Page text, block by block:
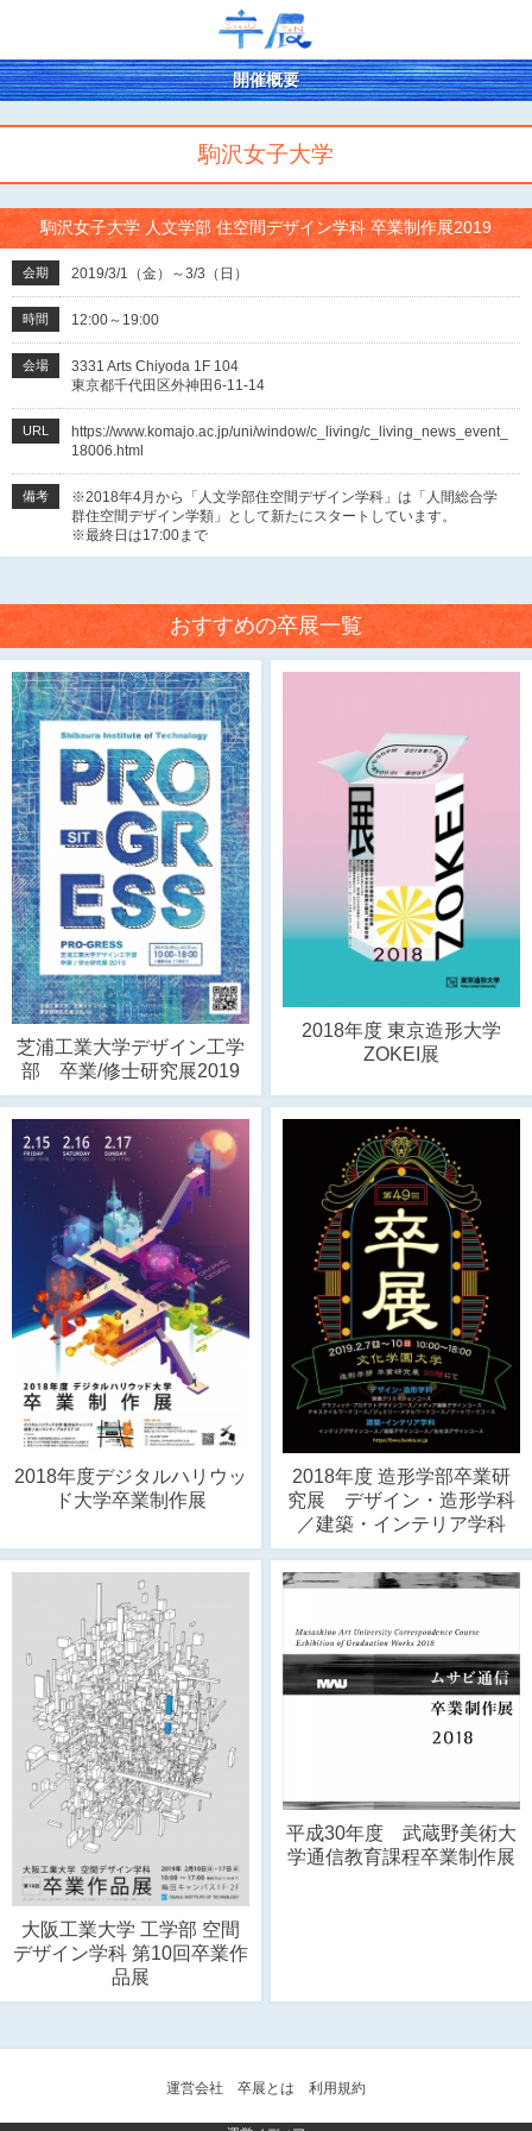
開催概要
駒沢女子大学
駒沢女子大学 人文学部 住空間デザイン学科 卒業制作展2019
会期 2019/3/1（金）～3/3（日）
時間 12:00～19:00
会場
3331 Arts Chiyoda 1F 104
東京都千代田区外神田6-11-14
URL
https://www.komajo.ac.jp/uni/window/c_living/c_living_news_event_
18006.html
備考
※2018年4月から「人文学部住空間デザイン学科」は「人間総合学
群住空間デザイン学類」として新たにスタートしています。
※最終日は17:00まで
おすすめの卒展一覧
芝浦工業大学デザイン工学
部 卒業/修士研究展2019
2018年度 東京造形大学
ZOKEI展
2018年度デジタルハリウッ
ド大学卒業制作展
2018年度 造形学部卒業研
究展 デザイン・造形学科
／建築・インテリア学科
大阪工業大学 工学部 空間
デザイン学科 第10回卒業作
品展
平成30年度 武蔵野美術大
学通信教育課程卒業制作展
運営会社 卒展とは 利用規約